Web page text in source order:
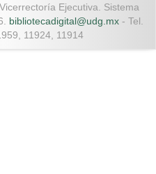
Ejecutiva. Sistema
bibliotecadigital@udg.mx - Tel.
11924, 11914